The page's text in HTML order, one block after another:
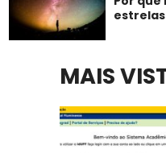
MAIS